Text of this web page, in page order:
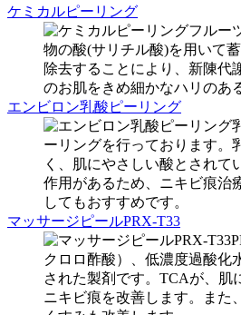
ケミカルピーリング
フルー
物の酸(サリチル酸)を用いて
除去することにより、新陳代
のお肌をきめ細かなハリのあ
エンビロン乳酸ピーリング
ーリングを行っております。
く、肌にやさしい酸とされて
作用があるため、ニキビ痕治
してもおすすめです。
マッサージピールPRX-T33
クロロ酢酸）、低濃度過酸化
された製剤です。TCAが、肌
ニキビ痕を改善します。また